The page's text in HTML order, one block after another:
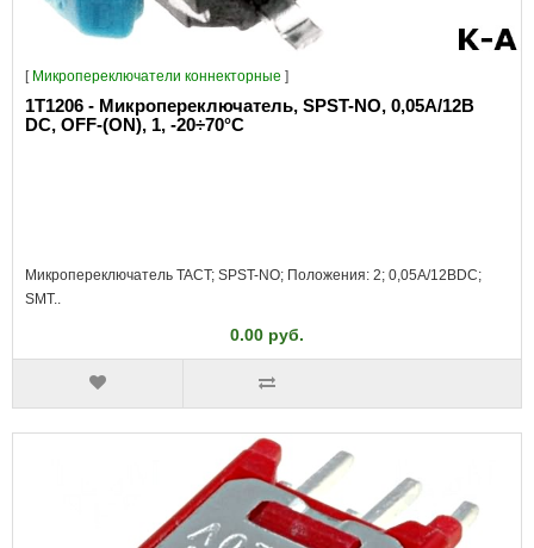
[ Микропереключатели коннекторные ]
1T1206 - Микропереключатель, SPST-NO, 0,05A/12В
DC, OFF-(ON), 1, -20÷70°C
Микропереключатель TACT; SPST-NO; Положения: 2; 0,05A/12ВDC;
SMT..
0.00 руб.